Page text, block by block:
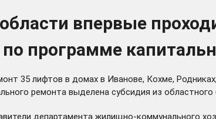
впервые
программе
35 лифтов в домах в Иванове, Кохме,
ремонта выделена субсидия из
департамента жилищно-коммунального